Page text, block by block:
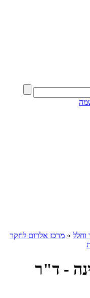
וחלל » מרכז אלרום לחקר
- ד"ר